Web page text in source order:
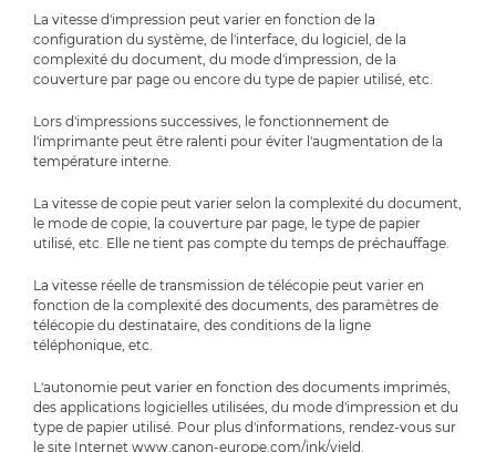
La vitesse d'impression peut varier en fonction de la
configuration du système, de l'interface, du logiciel, de la
complexité du document, du mode d'impression, de la
couverture par page ou encore du type de papier utilisé, etc.
Lors d'impressions successives, le fonctionnement de
l'imprimante peut être ralenti pour éviter l'augmentation de la
température interne.
La vitesse de copie peut varier selon la complexité du document,
le mode de copie, la couverture par page, le type de papier
utilisé, etc. Elle ne tient pas compte du temps de préchauffage.
La vitesse réelle de transmission de télécopie peut varier en
fonction de la complexité des documents, des paramètres de
télécopie du destinataire, des conditions de la ligne
téléphonique, etc.
L'autonomie peut varier en fonction des documents imprimés,
des applications logicielles utilisées, du mode d'impression et du
type de papier utilisé. Pour plus d'informations, rendez-vous sur
le site Internet www.canon-europe.com/ink/yield.